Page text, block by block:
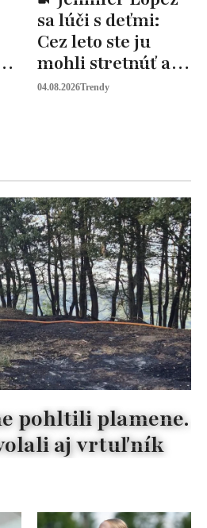
sa lúči s deťmi:
Cez leto ste ju
mohli stretnúť aj
vy!
04.08.2026Trendy
pohltili plamene.
aj vrtuľník